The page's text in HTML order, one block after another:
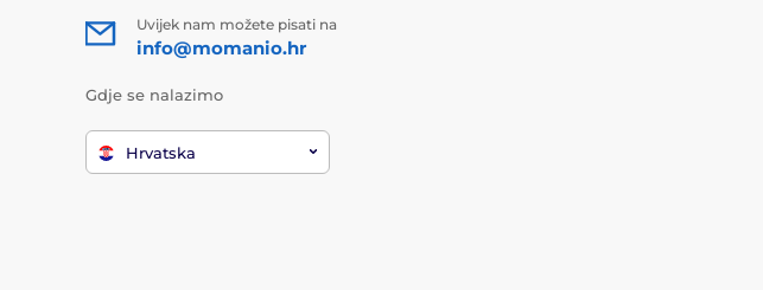
Uvijek nam možete pisati na
info@momanio.hr
Gdje se nalazimo
Hrvatska